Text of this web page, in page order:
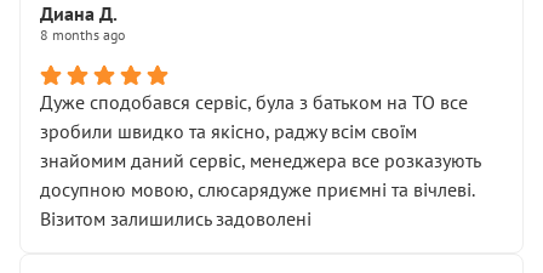
Диана Д.
8 months ago
Дуже сподобався сервіс, була з батьком на ТО все
зробили швидко та якісно, раджу всім своїм
знайомим даний сервіс, менеджера все розказують
досупною мовою, слюсарядуже приємні та вічлеві.
Візитом залишились задоволені